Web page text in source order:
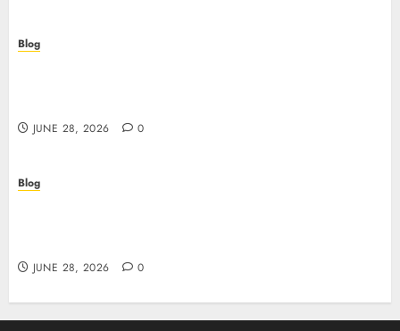
Blog
JUNE 28, 2026 0
Blog
JUNE 28, 2026 0